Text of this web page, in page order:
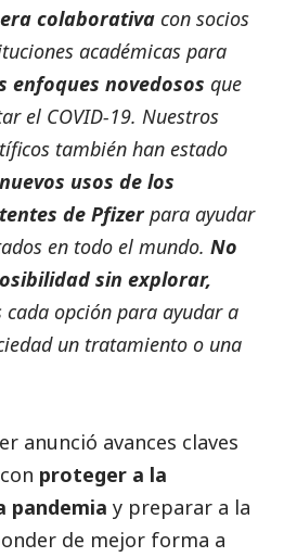
colaborativa con socios
académicas para
enfoques novedosos que
el COVID-19. Nuestros
también han estado
nuevos usos de los
de Pfizer para ayudar
en todo el mundo. No
sin explorar,
opción para ayudar a
un tratamiento o una
anunció avances claves
proteger a la
pandemia y preparar a la
de mejor forma a